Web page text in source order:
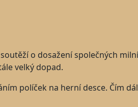
o dosažení společných
velký dopad.
políček na herní desce. Čím